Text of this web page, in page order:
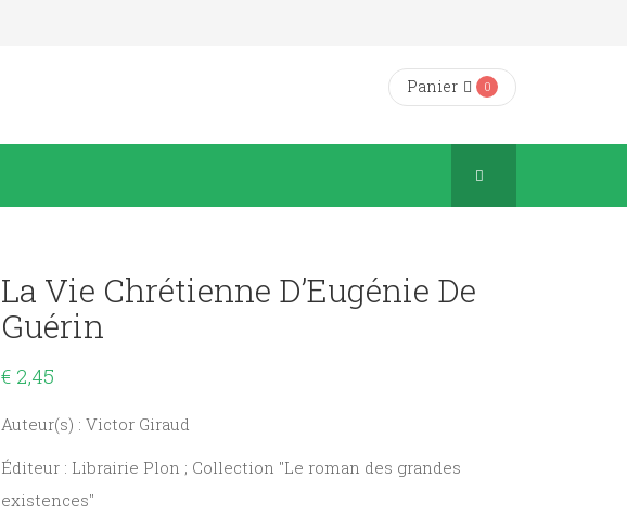
Panier 0
La Vie Chrétienne D’Eugénie De
Guérin
€ 2,45
Auteur(s) : Victor Giraud
Éditeur : Librairie Plon ; Collection "Le roman des grandes
existences"